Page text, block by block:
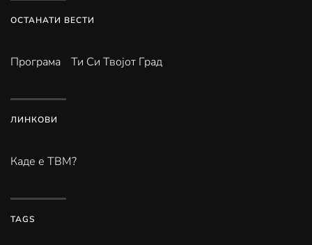
ОСТАНАТИ ВЕСТИ
Програма Ти Си Твојот Град
ЛИНКОВИ
Каде е ТВМ?
TAGS